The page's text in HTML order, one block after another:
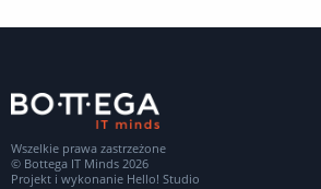
Wszelkie prawa zastrzeżone
© Bottega IT Minds 2026
Projekt i wykonanie Hello! Studio